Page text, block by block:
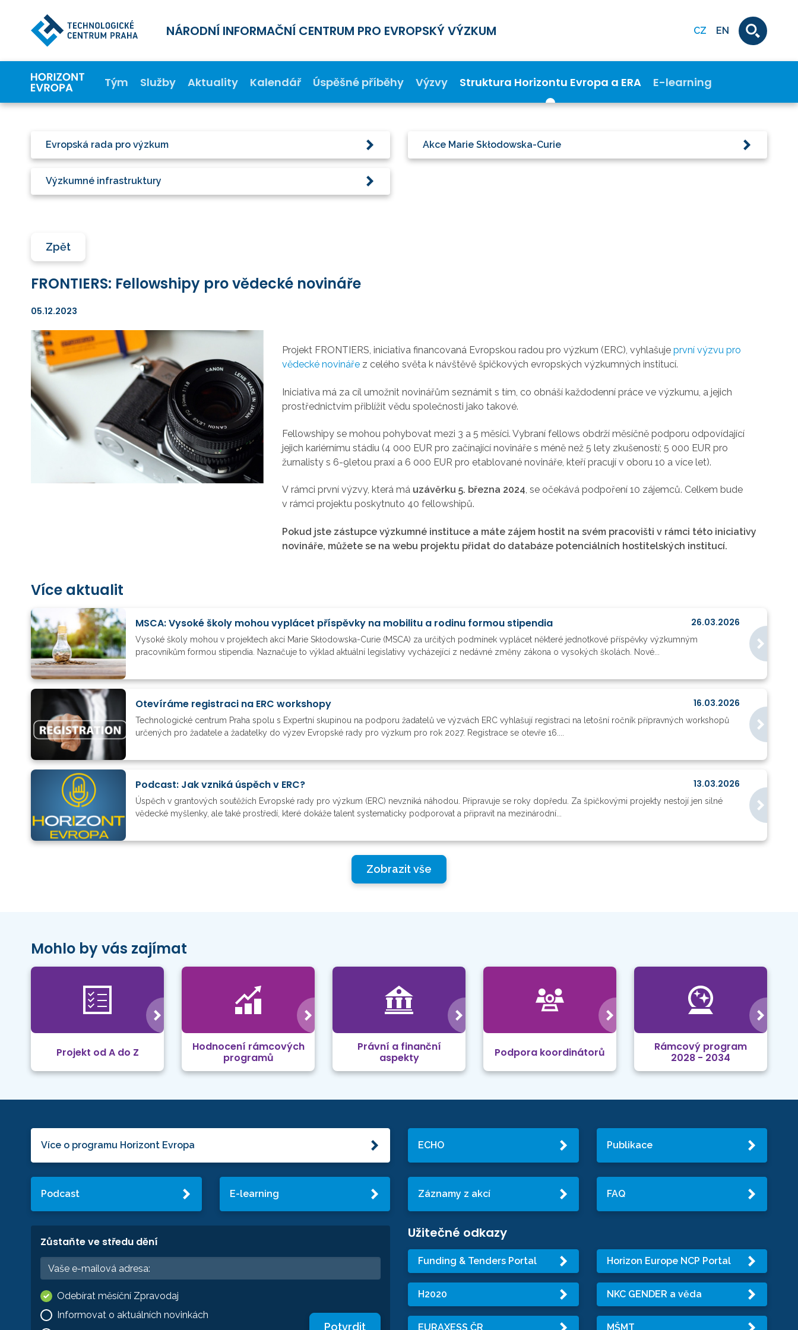
NÁRODNÍ INFORMAČNÍ CENTRUM PRO EVROPSKÝ VÝZKUM CZ EN
Tým Služby Aktuality Kalendář Úspěšné příběhy Výzvy Struktura Horizontu Evropa a ERA E-learning
Evropská rada pro výzkum Akce Marie Skłodowska-Curie
Výzkumné infrastruktury
Zpět
FRONTIERS: Fellowshipy pro vědecké novináře
05.12.2023
Projekt FRONTIERS, iniciativa financovaná Evropskou radou pro výzkum (ERC), vyhlašujeprvní výzvu pro
vědecké novináře z celého světa k návštěvě špičkových evropských výzkumných institucí.
Iniciativa má za cíl umožnit novinářům seznámit s tím, co obnáší každodenní práce ve výzkumu, a jejich
prostřednictvím přiblížit vědu společnosti jako takové.
Fellowshipy se mohou pohybovat mezi 3 a 5 měsíci. Vybraní fellows obdrží měsíčně podporu odpovídající
jejich kariérnímu stádiu (4 000 EUR pro začínající novináře s méně než 5 lety zkušeností; 5 000 EUR pro
žurnalisty s 6-9letou praxí a 6 000 EUR pro etablované novináře, kteří pracují v oboru 10 a více let).
V rámci první výzvy, která má uzávěrku 5. března 2024, se očekává podpoření 10 zájemců. Celkem bude
v rámci projektu poskytnuto 40 fellowshipů.
Pokud jste zástupce výzkumné instituce a máte zájem hostit na svém pracovišti v rámci této iniciativy
novináře, můžete se na webu projektu přidat do databáze potenciálních hostitelských institucí.
Více aktualit
MSCA: Vysoké školy mohou vyplácet příspěvky na mobilitu a rodinu formou stipendia 26.03.2026
Vysoké školy mohou v projektech akcí Marie Skłodowska-Curie (MSCA) za určitých podmínek vyplácet některé jednotkové příspěvky výzkumným
pracovníkům formou stipendia. Naznačuje to výklad aktuální legislativy vycházející z nedávné změny zákona o vysokých školách. Nové...
Otevíráme registraci na ERC workshopy 16.03.2026
Technologické centrum Praha spolu s Expertní skupinou na podporu žadatelů ve výzvách ERC vyhlašují registraci na letošní ročník přípravných workshopů
určených pro žadatele a žadatelky do výzev Evropské rady pro výzkum pro rok 2027. Registrace se otevře 16....
Podcast: Jak vzniká úspěch v ERC? 13.03.2026
Úspěch v grantových soutěžích Evropské rady pro výzkum (ERC) nevzniká náhodou. Připravuje se roky dopředu. Za špičkovými projekty nestojí jen silné
vědecké myšlenky, ale také prostředí, které dokáže talent systematicky podporovat a připravit na mezinárodní...
Zobrazit vše
Mohlo by vás zajímat
Projekt od A do Z
Hodnocení rámcových
programů
Právní a finanční
aspekty
Podpora koordinátorů
Rámcový program
2028 - 2034
Více o programu Horizont Evropa
Podcast E-learning
Zůstaňte ve středu dění
Odebírat měsíční Zpravodaj
Informovat o aktuálních novinkách
Potvrdit
ECHO Publikace
Záznamy z akcí FAQ
Užitečné odkazy
Funding & Tenders Portal Horizon Europe NCP Portal
H2020 NKC GENDER a věda
EURAXESS ČR MŠMT